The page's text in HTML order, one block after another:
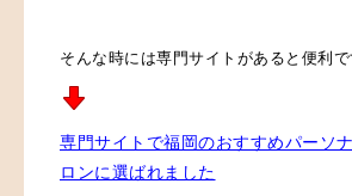
そんな時には専門サイトがあると便利で
専門サイトで福岡のおすすめパーソ
ロンに選ばれました